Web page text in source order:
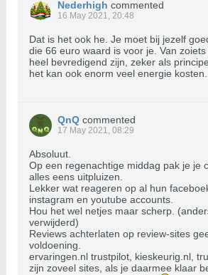
Nederhigh commented
16 May 2021, 20:48
Dat is het ook he. Je moet bij jezelf
die 66 euro waard is voor je. Van
heel bevredigend zijn, zeker als
het kan ook enorm veel energie kosten.
QnQ commented
17 May 2021, 08:29
Absoluut.
Op een regenachtige middag pak je je
alles eens uitpluizen.
Lekker wat reageren op al hun
instagram en youtube accounts.
Hou het wel netjes maar scherp.
verwijderd)
Reviews achterlaten op review-sites
voldoening.
ervaringen.nl trustpilot, kieskeurig.nl,
zijn zoveel sites, als je daarmee klaar